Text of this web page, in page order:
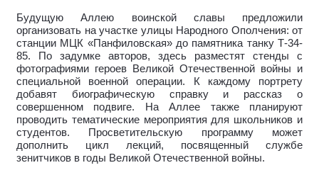
Будущую Аллею воинской славы предложили
организовать на участке улицы Народного Ополчения: от
станции МЦК «Панфиловская» до памятника танку Т-34-
85. По задумке авторов, здесь разместят стенды с
фотографиями героев Великой Отечественной войны и
специальной военной операции. К каждому портрету
добавят биографическую справку и рассказ о
совершенном подвиге. На Аллее также планируют
проводить тематические мероприятия для школьников и
студентов. Просветительскую программу может
дополнить цикл лекций, посвященный службе
зенитчиков в годы Великой Отечественной войны.